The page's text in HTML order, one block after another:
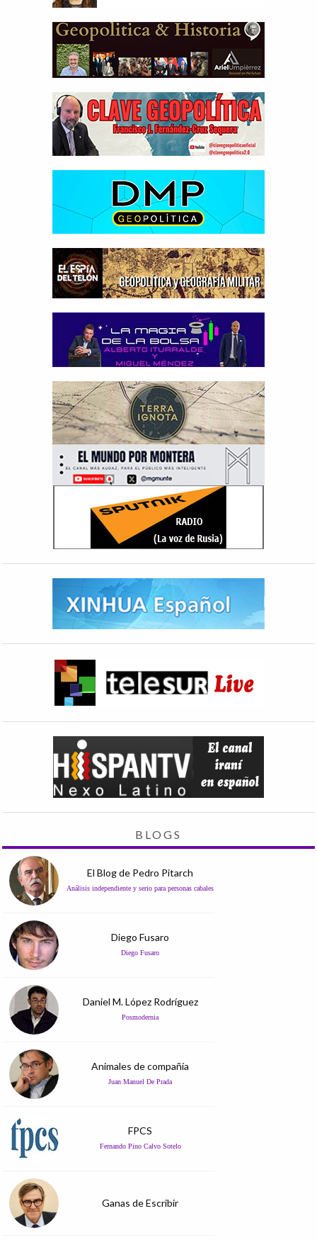
BLOGS
El Blog de Pedro Pitarch
Análisis independiente y serio para personas cabales
Diego Fusaro
Diego Fusaro
Daniel M. López Rodríguez
Posmodernia
Animales de compañía
Juan Manuel De Prada
FPCS
Fernando Pino Calvo Sotelo
Ganas de Escribir